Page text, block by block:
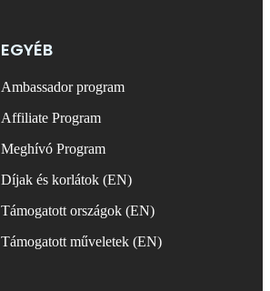
EGYÉB
Ambassador program
Affiliate Program
Meghívó Program
Díjak és korlátok (EN)
Támogatott országok (EN)
Támogatott műveletek (EN)